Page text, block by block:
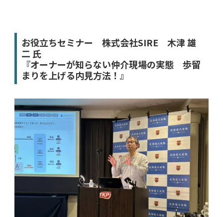
お役立ちセミナー 株式会社SIRE 木津 雄
二 氏
『オーナーが知らない仲介現場の実態 歩留
まりを上げる内見方法！』